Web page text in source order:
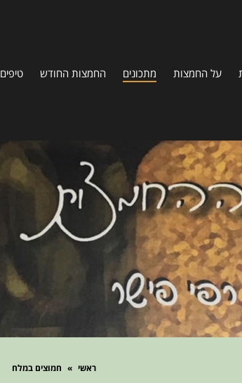
על החמצות מתכונים החמצות החודש טיפים
ראשי » חמוצים במלח